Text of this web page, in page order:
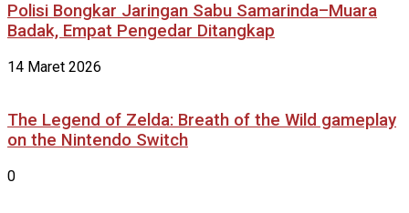
Polisi Bongkar Jaringan Sabu Samarinda–Muara
Badak, Empat Pengedar Ditangkap
14 Maret 2026
The Legend of Zelda: Breath of the Wild gameplay
on the Nintendo Switch
0